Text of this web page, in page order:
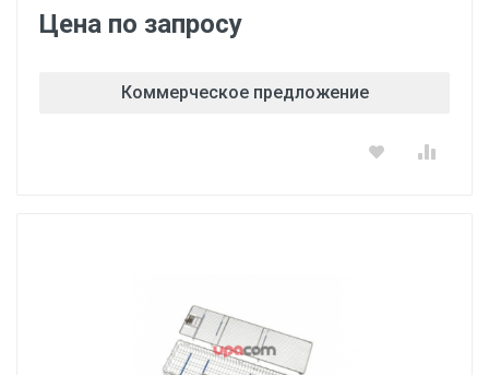
Цена по запросу
Коммерческое предложение